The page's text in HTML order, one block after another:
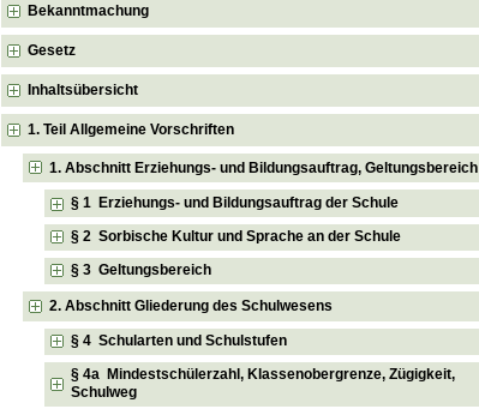
Bekanntmachung
Gesetz
Inhaltsübersicht
1. Teil Allgemeine Vorschriften
1. Abschnitt Erziehungs- und Bildungsauftrag, Geltungsbereich
§ 1 Erziehungs- und Bildungsauftrag der Schule
§ 2 Sorbische Kultur und Sprache an der Schule
§ 3 Geltungsbereich
2. Abschnitt Gliederung des Schulwesens
§ 4 Schularten und Schulstufen
§ 4a Mindestschülerzahl, Klassenobergrenze, Zügigkeit,
Schulweg